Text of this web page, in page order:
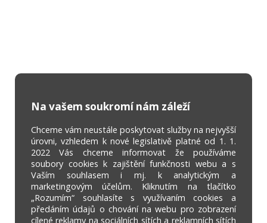
Na vašem soukromí nám záleží
Chceme vám neustále poskytovat služby na nejvyšší
úrovni, vzhledem k nové legislativě platné od 1. 1.
2022 Vás chceme informovat že používáme
soubory cookies k zajištění funkčnosti webu a s
Vaším souhlasem i mj. k analytickým a
marketingovým účelům. Kliknutím na tlačítko
„Rozumím“ souhlasíte s využívaním cookies a
předáním údajů o chování na webu pro zobrazení
cílené reklamy na sociálních sítích a reklamních sítích